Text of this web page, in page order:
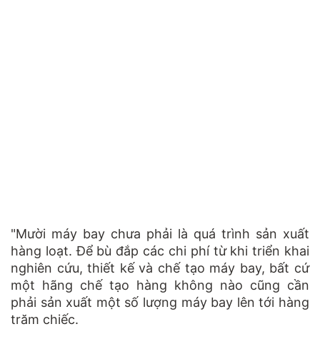
"Mười máy bay chưa phải là quá trình sản xuất
hàng loạt. Để bù đắp các chi phí từ khi triển khai
nghiên cứu, thiết kế và chế tạo máy bay, bất cứ
một hãng chế tạo hàng không nào cũng cần
phải sản xuất một số lượng máy bay lên tới hàng
trăm chiếc.